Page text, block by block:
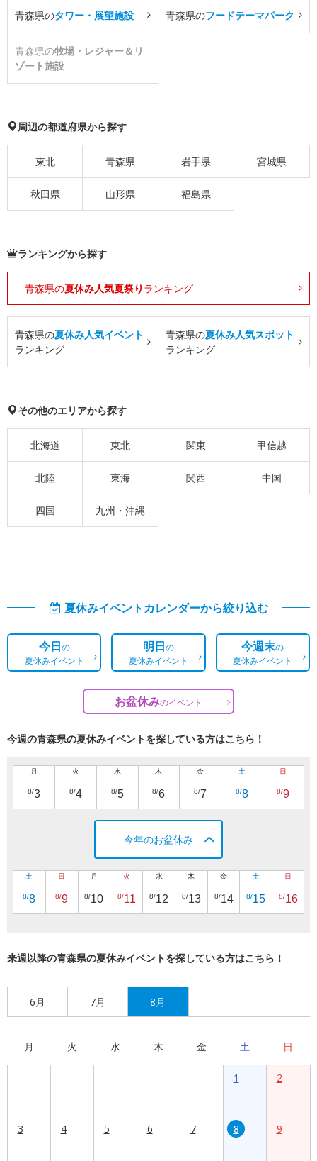
青森県のタワー・展望施設 青森県のフードテーマパーク
青森県の牧場・レジャー＆リ
ゾート施設
周辺の都道府県から探す
東北 青森県 岩手県 宮城県
秋田県 山形県 福島県
ランキングから探す
青森県の夏休み人気夏祭り ランキング
青森県の夏休み人気イベント
ランキング
青森県の夏休み人気スポット
ランキング
その他のエリアから探す
北海道 東北 関東 甲信越
北陸 東海 関西 中国
四国 九州・沖縄
夏休みイベントカレンダーから絞り込む
今日の
夏休みイベント
明日の
夏休みイベント
今週末の
夏休みイベント
お盆休みのイベント
今週の青森県の夏休みイベントを探している方はこちら！
月
8/3
火
8/4
水
8/5
木
8/6
金
8/7
土
8/8
日
8/9
今年のお盆休み
土
8/8
日
8/9
月
8/10
火
8/11
水
8/12
木
8/13
金
8/14
土
8/15
日
8/16
来週以降の青森県の夏休みイベントを探している方はこちら！
6月 7月 8月
月 火 水 木 金 土 日
1 2
3 4 5 6 7 8 9